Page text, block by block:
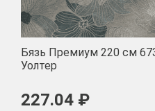
Бязь Премиум 220 см
Уолтер
227.04 ₽